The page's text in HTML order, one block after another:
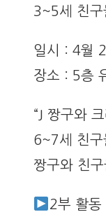
3~5세 친구
일시 : 4월
장소 : 5층
“J 짱구와
6~7세 친구
짱구와 친
2부 활동